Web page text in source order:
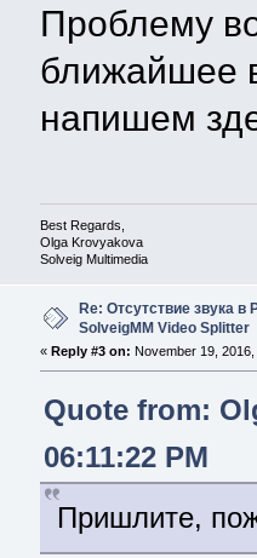
Проблему
ближайшее
напишем
Best Regards,
Olga Krovyakova
Solveig Multimedia
Re: Отсутствие звука в
SolveigMM Video Splitter
« Reply #3 on: November 19,
Quote from:
06:11:22 PM
Пришлите,